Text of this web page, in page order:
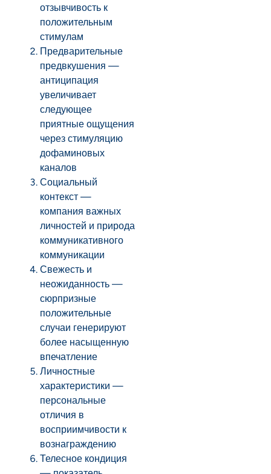
отзывчивость к
положительным
стимулам
Предварительные
предвкушения —
антиципация
увеличивает
следующее
приятные ощущения
через стимуляцию
дофаминовых
каналов
Социальный
контекст —
компания важных
личностей и природа
коммуникативного
коммуникации
Свежесть и
неожиданность —
сюрпризные
положительные
случаи генерируют
более насыщенную
впечатление
Личностные
характеристики —
персональные
отличия в
восприимчивости к
вознаграждению
Телесное кондиция